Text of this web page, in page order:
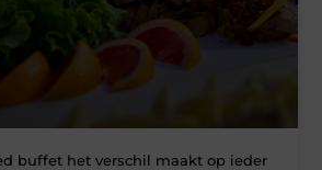
buffet het verschil maakt op ieder